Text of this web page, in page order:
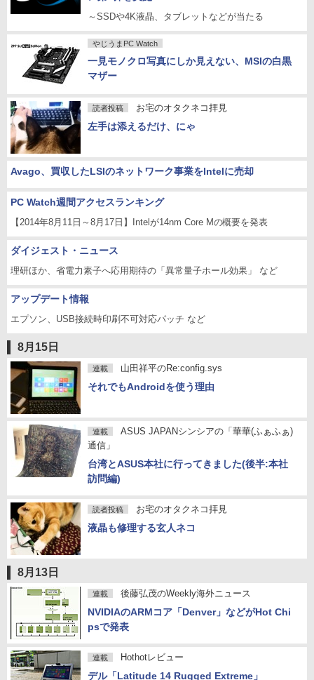
～SSDや4K液晶、タブレットなどが当たる
やじうまPC Watch
一見モノクロ写真にしか見えない、MSIの白黒
マザー
読者投稿 お宅のオタクネコ拝見
左手は添えるだけ、にゃ
Avago、買収したLSIのネットワーク事業をIntelに売却
PC Watch週間アクセスランキング
【2014年8月11日～8月17日】Intelが14nm Core Mの概要を発表
ダイジェスト・ニュース
理研ほか、省電力素子へ応用期待の「異常量子ホール効果」 など
アップデート情報
エプソン、USB接続時印刷不可対応パッチ など
8月15日
連載 山田祥平のRe:config.sys
それでもAndroidを使う理由
連載
ASUS JAPANシンシアの「華華(ふぁふぁ)
通信」
台湾とASUS本社に行ってきました(後半:本社
訪問編)
読者投稿 お宅のオタクネコ拝見
液晶も修理する玄人ネコ
8月13日
連載 後藤弘茂のWeekly海外ニュース
NVIDIAのARMコア「Denver」などがHot Chi
psで発表
連載 Hothotレビュー
デル「Latitude 14 Rugged Extreme」